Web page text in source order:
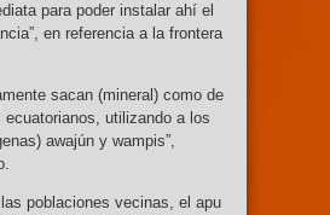
para poder instalar ahí el
en referencia a la frontera
sacan (mineral) como de
utilizando a los
awajún y wampis”,
poblaciones vecinas, el apu